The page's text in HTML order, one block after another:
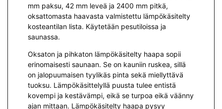
mm paksu, 42 mm leveä ja 2400 mm pitkä,
oksattomasta haavasta valmistettu lämpökäsitelty
kosteantilan lista. Käytetään pesutiloissa ja
saunassa.
Oksaton ja pihkaton lämpökäsitelty haapa sopii
erinomaisesti saunaan. Se on kauniin ruskea, sillä
on jalopuumaisen tyylikäs pinta sekä miellyttävä
tuoksu. Lämpökäsittelyllä puusta tulee entistä
kovempi ja kestävämpi, eikä se turpoa eikä väänny
ajan mittaan. Lämpökäsitelty haapa pysyy